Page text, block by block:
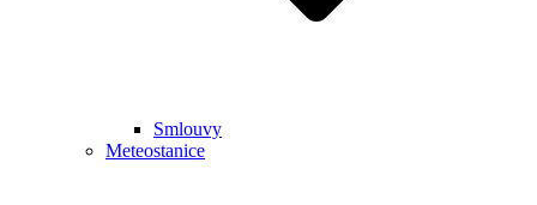
Smlouvy
Meteostanice